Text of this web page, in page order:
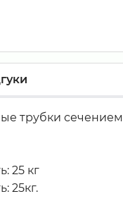
трубки
25 кг
25кг.